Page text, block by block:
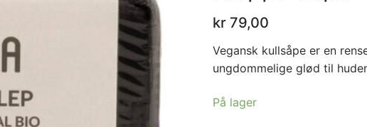
kr 79,00
Vegansk kullsåpe er en
ungdommelige glød til
På lager